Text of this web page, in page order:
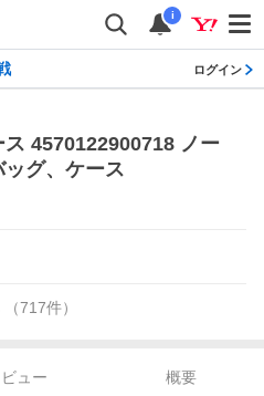
i
ログイン
4570122900718 ノー
ッグ、ケース
（717件）
ュー
概要